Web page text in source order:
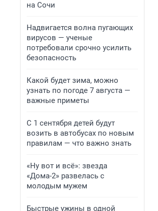
на Сочи
Надвигается волна пугающих
вирусов — ученые
потребовали срочно усилить
безопасность
Какой будет зима, можно
узнать по погоде 7 августа —
важные приметы
С 1 сентября детей будут
возить в автобусах по новым
правилам — что важно знать
«Ну вот и всё»: звезда
«Дома-2» развелась с
молодым мужем
Быстрые ужины в одной